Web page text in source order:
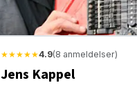
★★★★★4.9(8 anmeldelser)
Jens Kappel